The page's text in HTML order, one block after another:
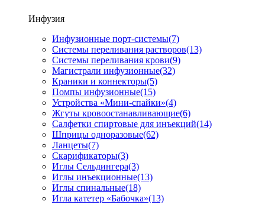
Инфузия
Инфузионные порт-системы(7)
Системы переливания растворов(13)
Системы переливания крови(9)
Магистрали инфузионные(32)
Краники и коннекторы(5)
Помпы инфузионные(15)
Устройства «Мини-спайки»(4)
Жгуты кровоостанавливающие(6)
Салфетки спиртовые для инъекций(14)
Шприцы одноразовые(62)
Ланцеты(7)
Скарификаторы(3)
Иглы Сельдингера(3)
Иглы инъекционные(13)
Иглы спинальные(18)
Игла катетер «Бабочка»(13)